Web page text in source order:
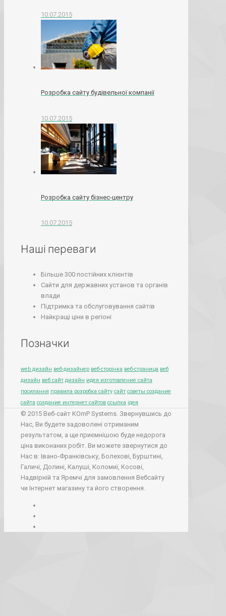
10.07.2015
Розробка сайту будівельної компанії
10.07.2015
Розробка сайту бізнес-центру
10.07.2015
Наші переваги
Більше 300 постійних клієнтів
Сайти для державних установ та органів
влади
Підтримка та обслуговування сайтів
Найкращі ціни в регіоні
Позначки
web дизайн веб-дизайнер веб-сторінка веб-страница веб
дизайн веб сайт дизайн идея изготовление сайта
посилання правила розробка сайту сайт советы создание
сайта создание интернет сайтов ссылка ідея
© 2015 Веб-сайт KOmP Systems. Звернувшись до
Нас, Ви будете задоволені отриманим
результатом, а ще приємнішою буде недорога
ціна виконаних робіт. Ви можете звернутися до
Нас в: Івано-Франківську, Болехові, Бурштині,
Галичі, Долині, Калуші, Коломиї, Косові,
Надвірній та Яремчі для замовлення Вебсайту
чи Інтернет магазину та його створення.